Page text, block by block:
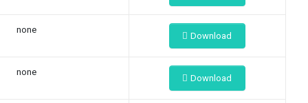
none
Download
none
Download